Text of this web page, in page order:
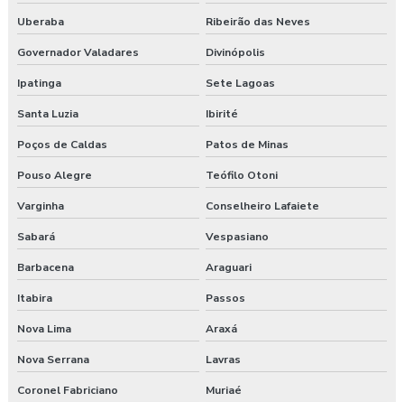
Exame admissional em turvo
Exame aso admissional
Exame aso preço
Exame aso valor
Exame demissional preço
Exame demissional valor
Exame médico admissional guarapuava
Exames complementares aso
Gerenciamento de risco no trabalho
Uberaba Ribeirão das Neves
Governador Valadares Divinópolis
Ipatinga Sete Lagoas
Santa Luzia Ibirité
Poços de Caldas Patos de Minas
Pouso Alegre Teófilo Otoni
Varginha Conselheiro Lafaiete
Sabará Vespasiano
Barbacena Araguari
Itabira Passos
Nova Lima Araxá
Nova Serrana Lavras
Coronel Fabriciano Muriaé